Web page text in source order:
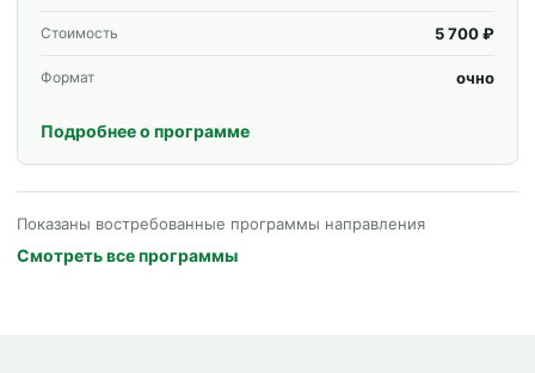
Стоимость 5 700 ₽
Формат очно
Подробнее о программе
Показаны востребованные программы направления
Смотреть все программы